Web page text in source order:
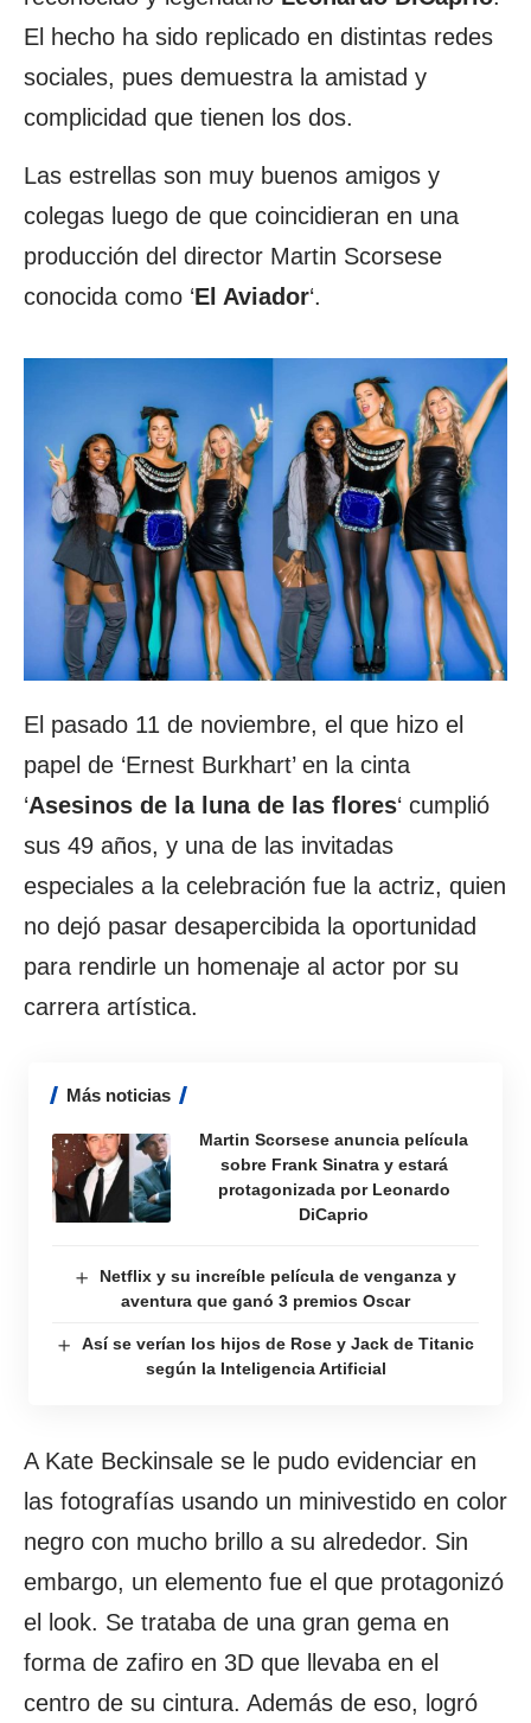
El hecho ha sido replicado en distintas redes
sociales, pues demuestra la amistad y
complicidad que tienen los dos.
Las estrellas son muy buenos amigos y
colegas luego de que coincidieran en una
producción del director Martin Scorsese
conocida como ‘El Aviador‘.
El pasado 11 de noviembre, el que hizo el
papel de ‘Ernest Burkhart’ en la cinta
‘Asesinos de la luna de las flores‘ cumplió
sus 49 años, y una de las invitadas
especiales a la celebración fue la actriz, quien
no dejó pasar desapercibida la oportunidad
para rendirle un homenaje al actor por su
carrera artística.
Más noticias
Martin Scorsese anuncia película
sobre Frank Sinatra y estará
protagonizada por Leonardo
DiCaprio
Netflix y su increíble película de venganza y
aventura que ganó 3 premios Oscar
Así se verían los hijos de Rose y Jack de Titanic
según la Inteligencia Artificial
A Kate Beckinsale se le pudo evidenciar en
las fotografías usando un minivestido en color
negro con mucho brillo a su alrededor. Sin
embargo, un elemento fue el que protagonizó
el look. Se trataba de una gran gema en
forma de zafiro en 3D que llevaba en el
centro de su cintura. Además de eso, logró